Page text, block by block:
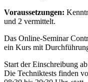
Voraussetzungen:
und 2 vermittelt.
Das Online-Seminar
ein Kurs mit
Start der Einschreibung
Die Techniktests finden